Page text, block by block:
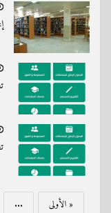
« الأولى ...